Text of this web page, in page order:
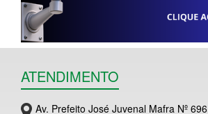
ATENDIMENTO
Av. Prefeito José Juvenal Mafra Nº